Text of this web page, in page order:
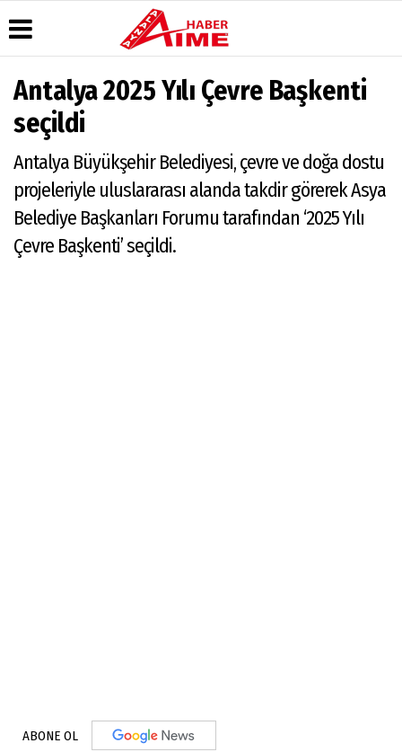
Üye Paneli
Haber
Arşivi
Dergi
Arşivi
Günün
Haberleri
Gazete
Manşetleri
Anketler
Biyografiler
Video
Galeri
Foto
Galeri
Moovit
Alanya-
Gazipaşa
& Antalya
Canlı Uçak
Antalya 2025 Yılı Çevre Başkenti
seçildi
Antalya Büyükşehir Belediyesi, çevre ve doğa dostu
projeleriyle uluslararası alanda takdir görerek Asya
Belediye Başkanları Forumu tarafından ‘2025 Yılı
Çevre Başkenti’ seçildi.
ABONE OL